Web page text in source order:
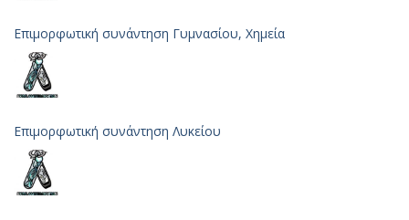
Επιμορφωτική συνάντηση Γυμνασίου, Χημεία
Επιμορφωτική συνάντηση Λυκείου